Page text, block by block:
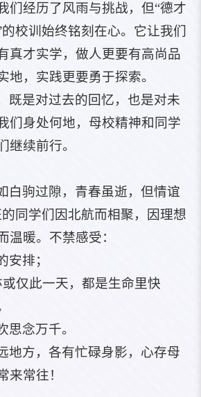
们经历了风雨与挑战，但“德才
校训始终铭刻在心。它让我们
真才实学，做人更要有高尚品
地，实践更要勇于探索。
既是对过去的回忆，也是对未
们身处何地，母校精神和同学
继续前行。
白驹过隙，青春虽逝，但情谊
同学们因北航而相聚，因理想
温暖。不禁感受：
安排；
或仅此一天，都是生命里快
思念万千。
地方，各有忙碌身影，心存母
来常往！